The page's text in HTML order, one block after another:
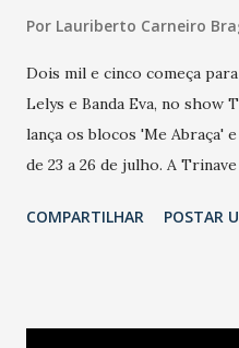
Por Lauriberto Carneiro
Dois mil e cinco começa
Lelys e Banda Eva, no show
lança os blocos 'Me Abraça'
de 23 a 26 de julho. A
multidão para o Mucuripe,
COMPARTILHAR POSTAR